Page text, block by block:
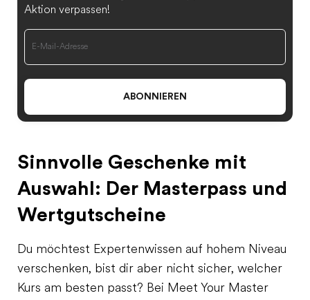
Aktion verpassen!
ABONNIEREN
Sinnvolle Geschenke mit
Auswahl: Der Masterpass und
Wertgutscheine
Du möchtest Expertenwissen auf hohem Niveau
verschenken, bist dir aber nicht sicher, welcher
Kurs am besten passt? Bei Meet Your Master